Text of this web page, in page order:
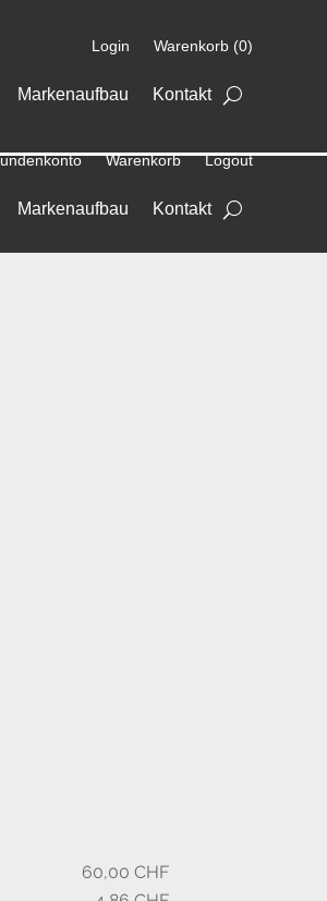
Login Warenkorb (0)
Markenaufbau Kontakt
Warenkorb Logout
Markenaufbau Kontakt